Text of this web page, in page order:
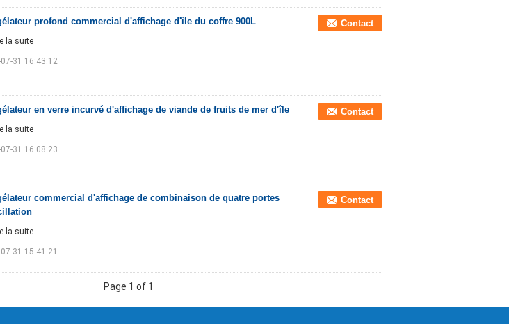
profond commercial d'affichage d'île du coffre 900L Contact
la suite
31 16:43:12
en verre incurvé d'affichage de viande de fruits de mer d'île Contact
la suite
31 16:08:23
commercial d'affichage de combinaison de quatre portes
Contact
la suite
31 15:41:21
Page 1 of 1